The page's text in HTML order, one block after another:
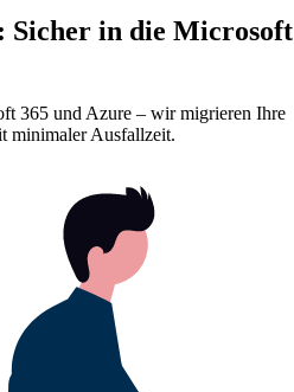
Sicher in die Microsoft
365 und Azure – wir migrieren Ihre
minimaler Ausfallzeit.